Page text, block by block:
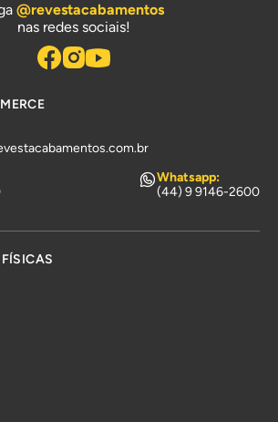
@revestacabamentos
nas redes sociais!
Whatsapp:
(44) 9 9146-2600